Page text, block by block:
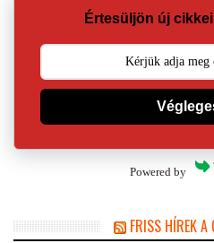
Értesüljön új
Powered by
FRISS HÍREK A